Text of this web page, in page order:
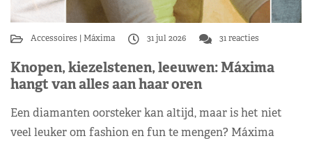
Accessoires Máxima 31 jul 2026 31 reacties
Knopen, kiezelstenen, leeuwen: Máxima
hangt van alles aan haar oren
Een diamanten oorsteker kan altijd, maar is het niet
veel leuker om fashion en fun te mengen? Máxima